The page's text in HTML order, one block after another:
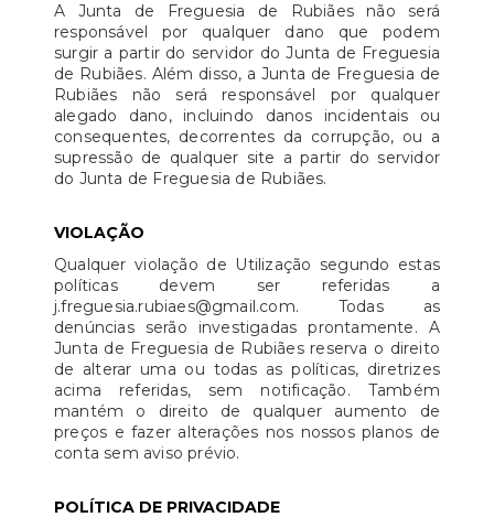
A Junta de Freguesia de Rubiães não será
responsável por qualquer dano que podem
surgir a partir do servidor do Junta de Freguesia
de Rubiães. Além disso, a Junta de Freguesia de
Rubiães não será responsável por qualquer
alegado dano, incluindo danos incidentais ou
consequentes, decorrentes da corrupção, ou a
supressão de qualquer site a partir do servidor
do Junta de Freguesia de Rubiães.
VIOLAÇÃO
Qualquer violação de Utilização segundo estas
políticas devem ser referidas a
j.freguesia.rubiaes@gmail.com. Todas as
denúncias serão investigadas prontamente. A
Junta de Freguesia de Rubiães reserva o direito
de alterar uma ou todas as políticas, diretrizes
acima referidas, sem notificação. Também
mantém o direito de qualquer aumento de
preços e fazer alterações nos nossos planos de
conta sem aviso prévio.
POLÍTICA DE PRIVACIDADE